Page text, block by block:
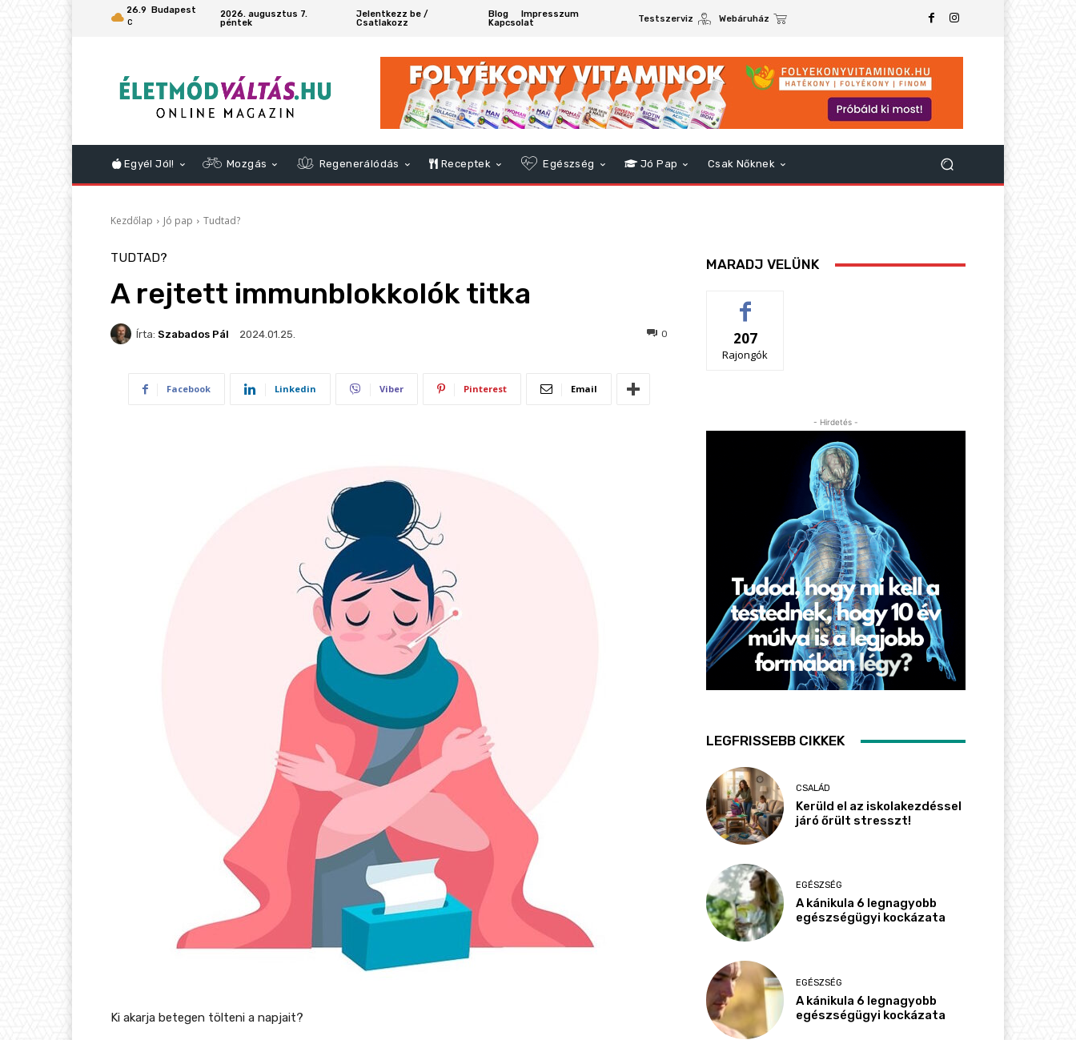
26.9
C
Budapest
2026. augusztus 7.
péntek
Jelentkezz be /
Csatlakozz
Blog
Impresszum
Kapcsolat
Testszerviz Webáruház
Egyél Jól! Mozgás Regenerálódás Receptek Egészség Jó Pap Csak Nőknek
Kezdőlap Jó pap Tudtad?
TUDTAD?
A rejtett immunblokkolók titka
Írta: Szabados Pál 2024.01.25. 0
Facebook Linkedin Viber Pinterest Email
Ki akarja betegen tölteni a napjait?
MARADJ VELÜNK
207
Rajongók
- Hirdetés -
LEGFRISSEBB CIKKEK
CSALÁD
Kerüld el az iskolakezdéssel
járó őrült stresszt!
EGÉSZSÉG
A kánikula 6 legnagyobb
egészségügyi kockázata
EGÉSZSÉG
A kánikula 6 legnagyobb
egészségügyi kockázata